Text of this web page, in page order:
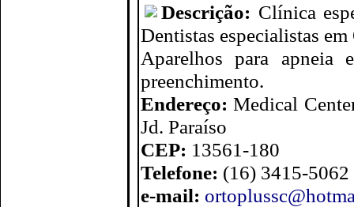
Descrição: Clínica
Dentistas especialistas
Aparelhos para
preenchimento.
Endereço:Medical
Jd. Paraíso
CEP: 13561-180
Telefone: (16) 3415-5062
e-mail: